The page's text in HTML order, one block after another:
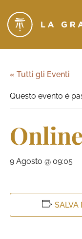
« Tutti gli Eventi
Questo evento è
Online
9 Agosto @ 09:05
SALVA